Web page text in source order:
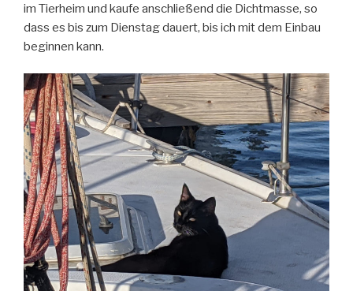
im Tierheim und kaufe anschließend die Dichtmasse, so
dass es bis zum Dienstag dauert, bis ich mit dem Einbau
beginnen kann.